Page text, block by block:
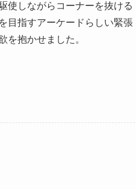
使しながらコーナーを抜ける
目指すアーケードらしい緊張
を抱かせました。